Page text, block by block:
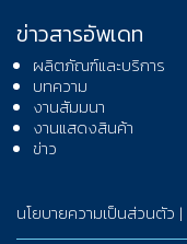
ข่าวสารอัพเดท
ผลิตภัณฑ์และบริการ
บทความ
งานสัมมนา
งานแสดงสินค้า
ข่าว
นโยบายความเป็นส่วนตัว |